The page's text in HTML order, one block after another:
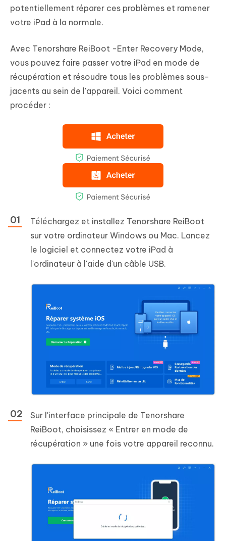
potentiellement réparer ces problèmes et ramener
votre iPad à la normale.
Avec Tenorshare ReiBoot -Enter Recovery Mode,
vous pouvez faire passer votre iPad en mode de
récupération et résoudre tous les problèmes sous-
jacents au sein de l'appareil. Voici comment
procéder :
Téléchargez et installez Tenorshare ReiBoot
sur votre ordinateur Windows ou Mac. Lancez
le logiciel et connectez votre iPad à
l'ordinateur à l'aide d'un câble USB.
Sur l'interface principale de Tenorshare
ReiBoot, choisissez « Entrer en mode de
récupération » une fois votre appareil reconnu.